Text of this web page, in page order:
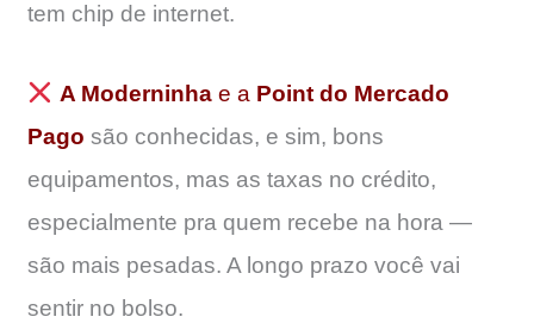
tem chip de internet.
A Moderninhae a Point do Mercado
Pago são conhecidas, e sim, bons
equipamentos, mas as taxas no crédito,
especialmente pra quem recebe na hora —
são mais pesadas. A longo prazo você vai
sentir no bolso.